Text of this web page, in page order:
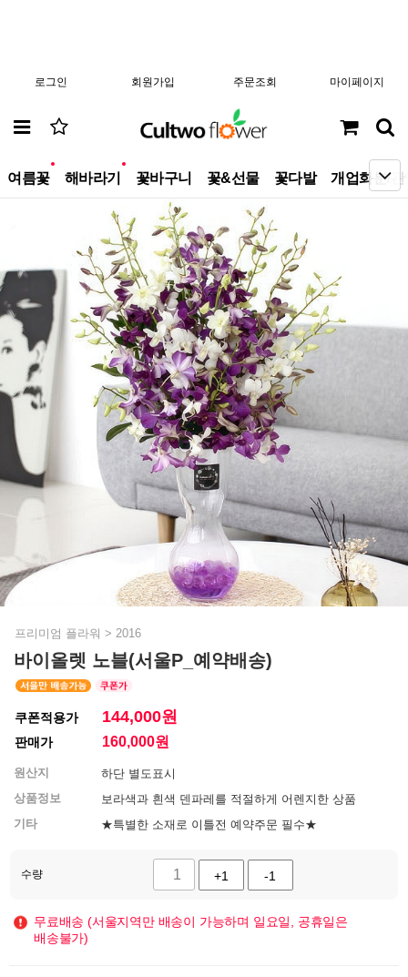
로그인 회원가입 주문조회 마이페이지
여름꽃 해바라기 꽃바구니 꽃&선물 꽃다발 개업화분/
프리미엄 플라워 > 2016
바이올렛 노블(서울P_예약배송)
쿠폰적용가 144,000원
판매가 160,000원
원산지
하단 별도표시
상품정보
보라색과 흰색 덴파레를 적절하게 어렌지한 상품
기타
★특별한 소재로 이틀전 예약주문 필수★
수량 +1 -1
무료배송 (서울지역만 배송이 가능하며 일요일, 공휴일은
배송불가)